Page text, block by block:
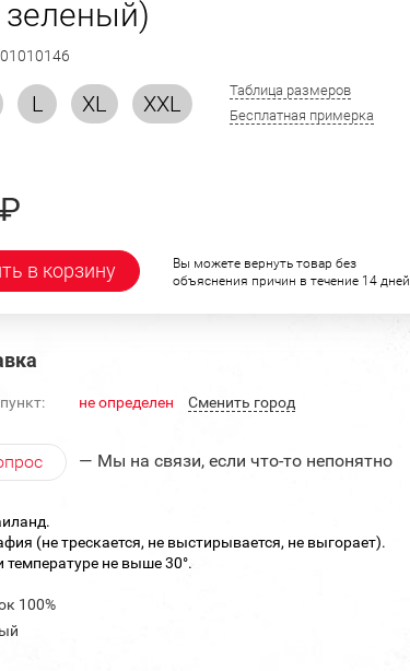
зеленый)
01010146
L XL
XXL
Таблица размеров
Бесплатная примерка
₽
в корзину
Вы можете вернуть товар без
объяснения причин в течение 14 дней
не определен Cменить город
— Мы на связи, если что-то непонятно
(не трескается, не выстирывается, не выгорает).
температуре не выше 30°.
100%